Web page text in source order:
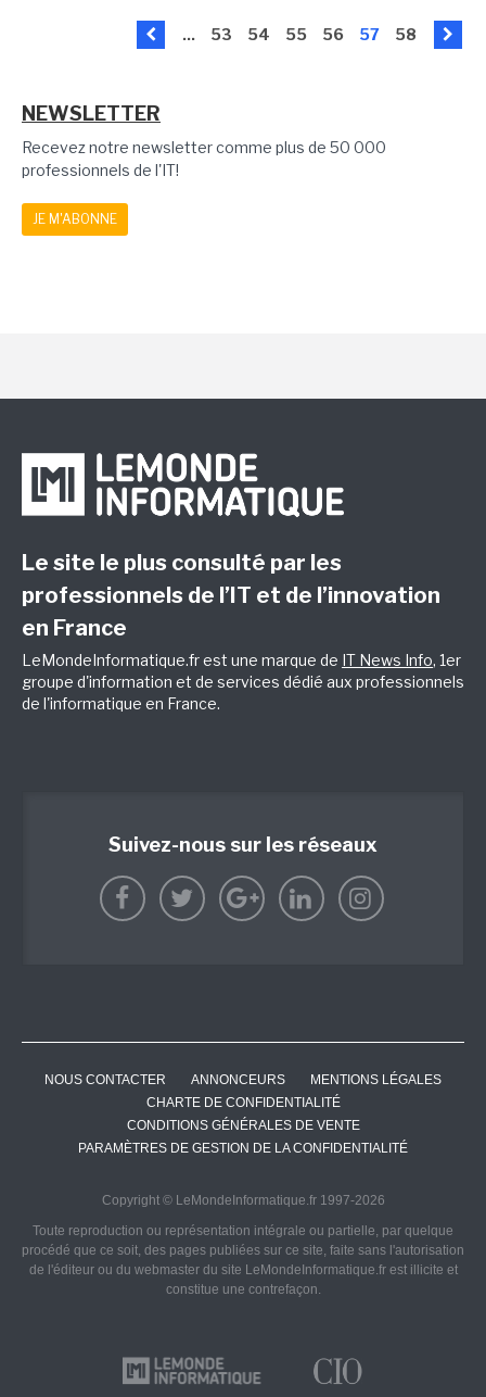
... 53 54 55 56 57 58
NEWSLETTER
Recevez notre newsletter comme plus de 50 000
professionnels de l'IT!
JE M'ABONNE
Le site le plus consulté par les
professionnels de l’IT et de l’innovation
en France
LeMondeInformatique.fr est une marque de IT News Info, 1er
groupe d'information et de services dédié aux professionnels
de l'informatique en France.
Suivez-nous sur les réseaux
NOUS CONTACTER ANNONCEURS
MENTIONS LÉGALES
CHARTE DE CONFIDENTIALITÉ
CONDITIONS GÉNÉRALES DE VENTE
PARAMÈTRES DE GESTION DE LA CONFIDENTIALITÉ
Copyright © LeMondeInformatique.fr 1997-2026
Toute reproduction ou représentation intégrale ou partielle, par quelque
procédé que ce soit, des pages publiées sur ce site, faite sans l'autorisation
de l'éditeur ou du webmaster du site LeMondeInformatique.fr est illicite et
constitue une contrefaçon.